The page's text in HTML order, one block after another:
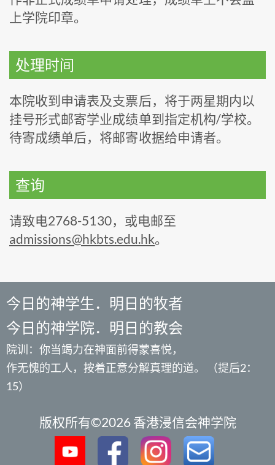
上学院印章。
处理时间
本院收到申请表及支票后，将于两星期内以
挂号形式邮寄学业成绩单到指定机构/学校。
待寄成绩单后，将邮寄收据给申请者。
查询
请致电2768-5130，或电邮至
admissions@hkbts.edu.hk。
今日的神学生．明日的牧者
今日的神学院．明日的教会
院训：你当竭力在神面前得蒙喜悦，
作无愧的工人，按着正意分解真理的道。 （提后2：
15）
版权所有©2026 香港浸信会神学院